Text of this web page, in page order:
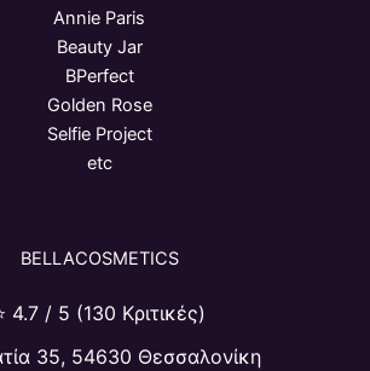
Annie Paris
Beauty Jar
BPerfect
Golden Rose
Selfie Project
etc
BELLACOSMETICS
4.7 / 5 (130 Κριτικές)
35, 54630 Θεσσαλονίκη